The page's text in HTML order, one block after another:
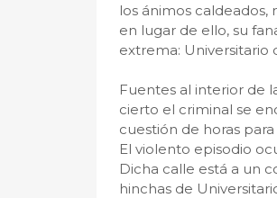
los ánimos
en lugar de ello, su
extrema: Universitario
Fuentes al interior de
cierto el criminal se
cuestión de horas
El violento episodio
Dicha calle está a un
hinchas de